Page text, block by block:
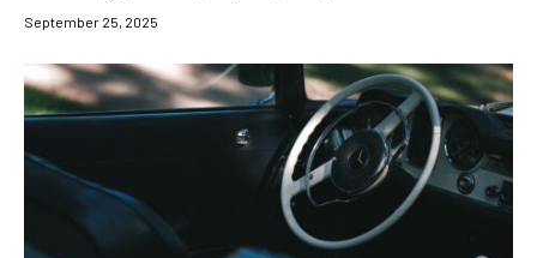
September 25, 2025